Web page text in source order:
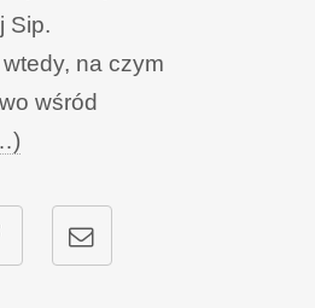
Sip.
na czym
wśród